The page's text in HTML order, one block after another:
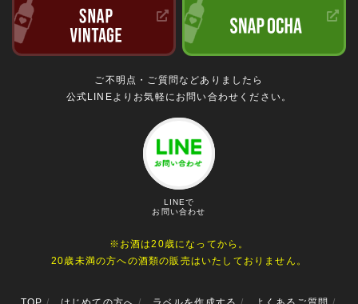
ご不明点・ご質問などありましたら
公式LINEよりお気軽にお問い合わせください。
LINEで
お問い合わせ
※お酒は20歳になってから。
20歳未満の方への酒類の販売はいたしておりません。